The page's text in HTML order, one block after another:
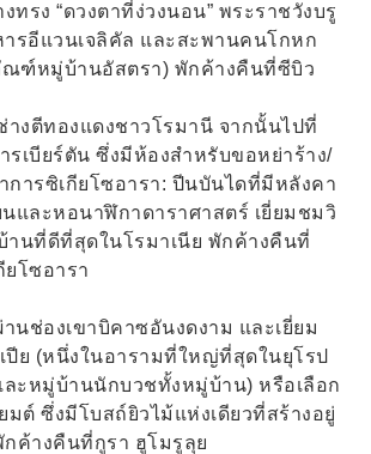
รง “ดวงตาที่ง่วงนอน” พระราชวังบรู
รอีแวนเจลิคัล และสะพานคนโกหก
ณฑ์หมู่บ้านอัสตรา) พักค้างคืนที่ซีบิว
างตีทองแดงชาวโรมานี จากนั้นไปที่
รเบียร์ตัน ซึ่งมีห้องสำหรับขอหย่าร้าง/
ารซิเกียโซอารา: ปีนบันไดที่มีหลังคา
นและหอนาฬิกาดาราศาสตร์ เยี่ยมชมวิ
านที่ดีที่สุดในโรมาเนีย พักค้างคืนที่
โซอารา
นช่องเขาบิคาซอันงดงาม และเยี่ยม
ปีย (หนึ่งในอารามที่ใหญ่ที่สุดในยุโรป
ะหมู่บ้านนักบวชทั้งหมู่บ้าน) หรือเลือก
มต์ ซึ่งมีโบสถ์ยิวไม้แห่งเดียวที่สร้างอยู่
ค้างคืนที่กูรา ฮูโมรูลุย